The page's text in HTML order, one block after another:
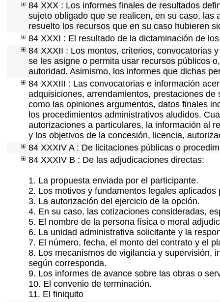
84 XXX : Los informes finales de resultados
sujeto obligado que se realicen, en su caso,
resuelto los recursos que en su caso hubieren
84 XXXI : El resultado de la dictaminación de
84 XXXII : Los montos, criterios, convocatorias
se les asigne o permita usar recursos públicos
autoridad. Asimismo, los informes que dichas
84 XXXIII : Las convocatorias e información
adquisiciones, arrendamientos, prestaciones
como las opiniones argumentos, datos finales
los procedimientos administrativos aludidos.
autorizaciones a particulares, la información al
y los objetivos de la concesión, licencia,
84 XXXIV A : De licitaciones públicas o
84 XXXIV B : De las adjudicaciones directas:
1. La propuesta enviada por el participante.
2. Los motivos y fundamentos legales aplicados
3. La autorización del ejercicio de la opción.
4. En su caso, las cotizaciones consideradas,
5. El nombre de la persona física o moral
6. La unidad administrativa solicitante y la
7. El número, fecha, el monto del contrato y el
8. Los mecanismos de vigilancia y supervisión,
según corresponda.
9. Los informes de avance sobre las obras o
10. El convenio de terminación.
11. El finiquito